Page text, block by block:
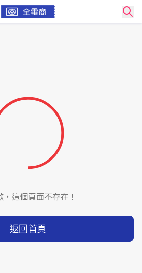
，這個頁面不存在！
返回首頁